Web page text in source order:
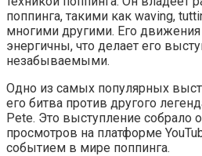
поппинга, такими как waving,
многими другими. Его движения
энергичны, что делает его
незабываемыми.
Одно из самых популярных
его битва против другого
Pete. Это выступление собрало
просмотров на платформе
событием в мире поппинга.